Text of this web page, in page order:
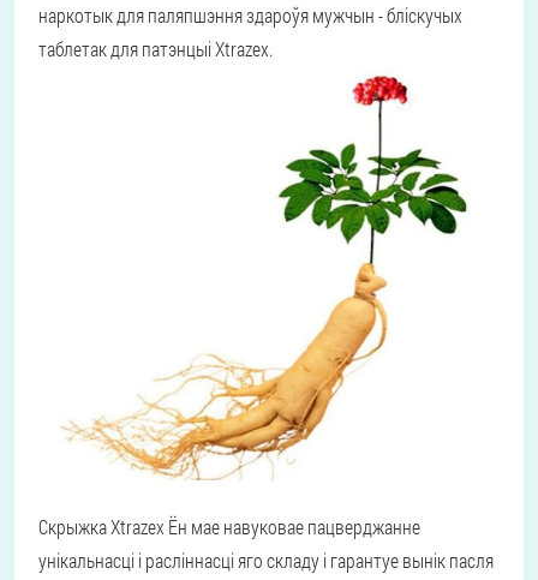
наркотык для паляпшэння здароўя мужчын - бліскучых
таблетак для патэнцыі Xtrazex.
Скрыжка Xtrazex Ён мае навуковае пацверджанне
унікальнасці і расліннасці яго складу і гарантуе вынік пасля